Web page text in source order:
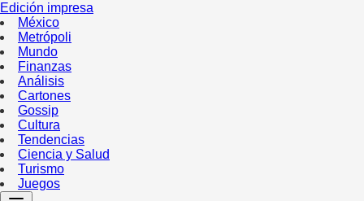
Edición impresa
México
Metrópoli
Mundo
Finanzas
Análisis
Cartones
Gossip
Cultura
Tendencias
Ciencia y Salud
Turismo
Juegos